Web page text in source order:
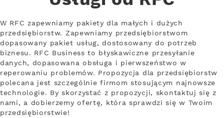
W RFC zapewniamy pakiety dla małych i dużych
przedsiębiorstw. Zapewniamy przedsiębiorstwom
dopasowany pakiet usług, dostosowany do potrzeb
biznesu. RFC Business to błyskawiczne przesyłanie
danych, dopasowana obsługa i pierwszeństwo w
reperowaniu problemów. Propozycja dla przedsiębiorstw
polecana jest szczególnie firmom stosującym najnowsze
technologie. By skorzystać z propozycji, skontaktuj się z
nami, a dobierzemy ofertę, która sprawdzi się w Twoim
przedsiębiorstwie!